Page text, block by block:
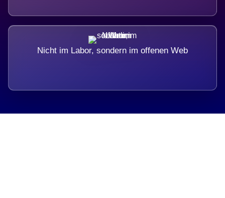
Nicht im Labor, sondern im offenen Web